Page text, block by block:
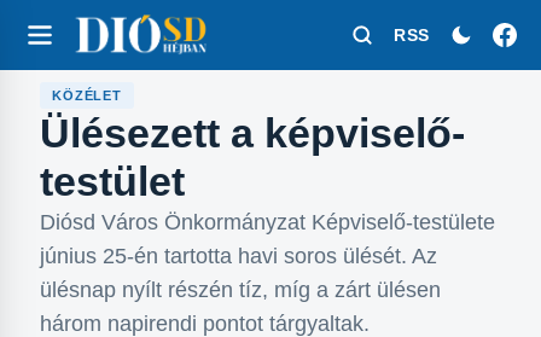
RSS
KÖZÉLET
Ülésezett a képviselő-
testület
Diósd Város Önkormányzat Képviselő-testülete
június 25-én tartotta havi soros ülését. Az
ülésnap nyílt részén tíz, míg a zárt ülésen
három napirendi pontot tárgyaltak.